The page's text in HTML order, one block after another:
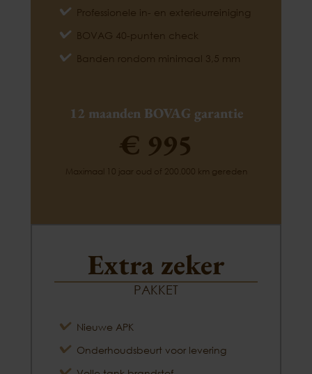
Professionele in- en exterieurreiniging
BOVAG 40-punten check
Banden rondom minimaal 3,5 mm
12 maanden BOVAG garantie
€ 995
Maximaal 10 jaar oud of 200.000 km gereden
Extra zeker
PAKKET
Nieuwe APK
Onderhoudsbeurt voor levering